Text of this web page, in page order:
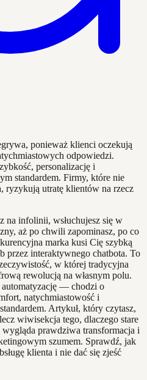
ponieważ klienci oczekują
odpowiedzi.
personalizację i
standardem. Firmy, które nie
ryzykują utratę klientów na rzecz
na infolinii, wsłuchujesz się w
aż po chwili zapominasz, po co
marka kusi Cię szybką
przez interaktywnego chatbota. To
w której tradycyjna
rewolucją na własnym polu.
— chodzi o
natychmiastowość i
Artykuł, który czytasz,
wiwisekcja tego, dlaczego stare
wygląda prawdziwa transformacja i
szumem. Sprawdź, jak
klienta i nie dać się zjeść